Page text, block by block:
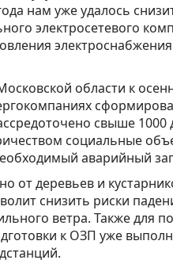
нам уже удалось
электросетевого
области к
свыше 1000
социальные
аварийный
от деревьев и
снизить риски
ветра. Также для
к ОЗП уже